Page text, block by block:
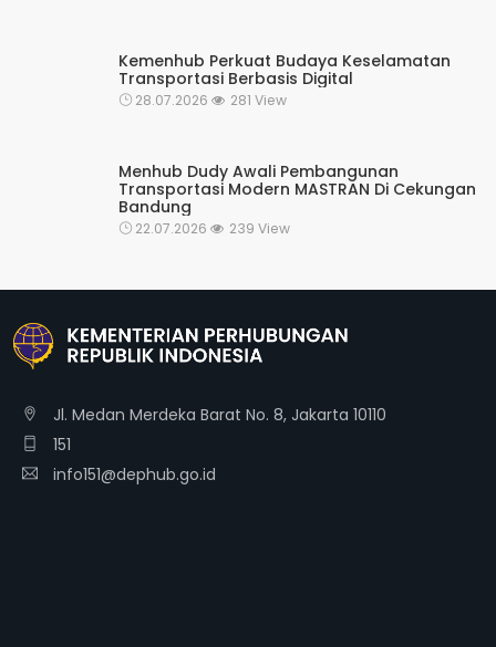
Kemenhub Perkuat Budaya Keselamatan
Transportasi Berbasis Digital
28.07.2026 281 View
Menhub Dudy Awali Pembangunan
Transportasi Modern MASTRAN Di Cekungan
Bandung
22.07.2026 239 View
Jl. Medan Merdeka Barat No. 8, Jakarta 10110
151
info151@dephub.go.id